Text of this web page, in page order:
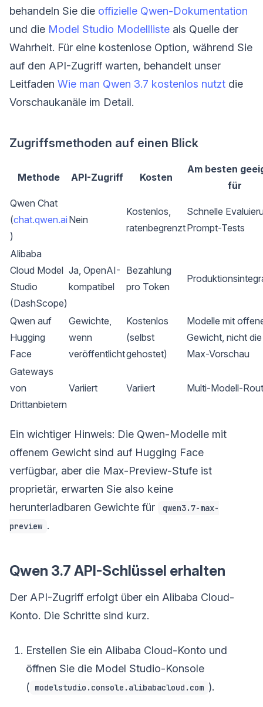
behandeln Sie die offizielle Qwen-Dokumentation
und die Model Studio Modellliste als Quelle der
Wahrheit. Für eine kostenlose Option, während Sie
auf den API-Zugriff warten, behandelt unser
Leitfaden Wie man Qwen 3.7 kostenlos nutzt die
Vorschaukanäle im Detail.
Zugriffsmethoden auf einen Blick
Methode API-Zugriff Kosten
Am besten
für
Qwen Chat
(chat.qwen.ai
)
Nein
Kostenlos,
ratenbegrenzt
Schnelle
Prompt-Tests
Alibaba
Cloud Model
Studio
(DashScope)
Ja, OpenAI-
kompatibel
Bezahlung
pro Token
Qwen auf
Hugging
Face
Gewichte,
wenn
veröffentlicht
Kostenlos
(selbst
gehostet)
Modelle mit
Gewicht, nicht die
Max-Vorschau
Gateways
von
Drittanbietern
Variiert Variiert Multi-Modell-
Ein wichtiger Hinweis: Die Qwen-Modelle mit
offenem Gewicht sind auf Hugging Face
verfügbar, aber die Max-Preview-Stufe ist
proprietär, erwarten Sie also keine
herunterladbaren Gewichte für
qwen3.7-max-
preview .
Qwen 3.7 API-Schlüssel erhalten
Der API-Zugriff erfolgt über ein Alibaba Cloud-
Konto. Die Schritte sind kurz.
Erstellen Sie ein Alibaba Cloud-Konto und
öffnen Sie die Model Studio-Konsole
( modelstudio.console.alibabacloud.com ).